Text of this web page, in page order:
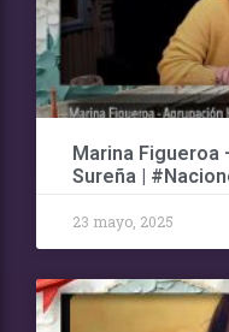
Marina Figueroa
Sureña |
23 mayo, 2025